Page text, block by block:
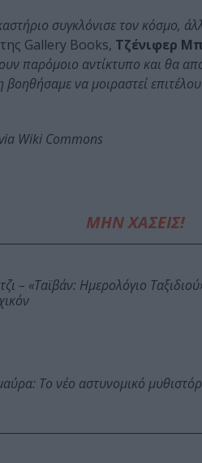
συγκλόνισε τον κόσμο,
Gallery Books, Τζένιφερ
παρόμοιο αντίκτυπο και θα
να μοιραστεί
Wiki Commons
ΜΗΝ ΧΑΣΕΙΣ!
– «Ταϊβάν: Ημερολόγιο
Το νέο αστυνομικό